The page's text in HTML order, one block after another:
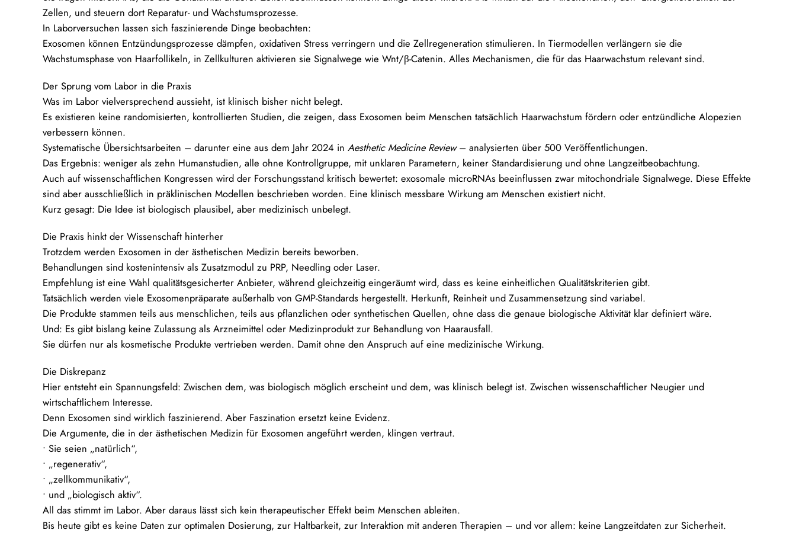
Zellen, und steuern dort Reparatur- und Wachstumsprozesse.
In Laborversuchen lassen sich faszinierende Dinge beobachten:
Exosomen können Entzündungsprozesse dämpfen, oxidativen Stress verringern und die Zellregeneration stimulieren. In Tiermodellen verlängern sie die
Wachstumsphase von Haarfollikeln, in Zellkulturen aktivieren sie Signalwege wie Wnt/β-Catenin. Alles Mechanismen, die für das Haarwachstum relevant sind.
Der Sprung vom Labor in die Praxis
Was im Labor vielversprechend aussieht, ist klinisch bisher nicht belegt.
Es existieren keine randomisierten, kontrollierten Studien, die zeigen, dass Exosomen beim Menschen tatsächlich Haarwachstum fördern oder entzündliche Alopezien
verbessern können.
Systematische Übersichtsarbeiten – darunter eine aus dem Jahr 2024 in Aesthetic Medicine Review– analysierten über 500 Veröffentlichungen.
Das Ergebnis: weniger als zehn Humanstudien, alle ohne Kontrollgruppe, mit unklaren Parametern, keiner Standardisierung und ohne Langzeitbeobachtung.
Auch auf wissenschaftlichen Kongressen wird der Forschungsstand kritisch bewertet: exosomale microRNAs beeinflussen zwar mitochondriale Signalwege. Diese Effekte
sind aber ausschließlich in präklinischen Modellen beschrieben worden. Eine klinisch messbare Wirkung am Menschen existiert nicht.
Kurz gesagt: Die Idee ist biologisch plausibel, aber medizinisch unbelegt.
Die Praxis hinkt der Wissenschaft hinterher
Trotzdem werden Exosomen in der ästhetischen Medizin bereits beworben.
Behandlungen sind kostenintensiv als Zusatzmodul zu PRP, Needling oder Laser.
Empfehlung ist eine Wahl qualitätsgesicherter Anbieter, während gleichzeitig eingeräumt wird, dass es keine einheitlichen Qualitätskriterien gibt.
Tatsächlich werden viele Exosomenpräparate außerhalb von GMP-Standards hergestellt. Herkunft, Reinheit und Zusammensetzung sind variabel.
Die Produkte stammen teils aus menschlichen, teils aus pflanzlichen oder synthetischen Quellen, ohne dass die genaue biologische Aktivität klar definiert wäre.
Und: Es gibt bislang keine Zulassung als Arzneimittel oder Medizinprodukt zur Behandlung von Haarausfall.
Sie dürfen nur als kosmetische Produkte vertrieben werden. Damit ohne den Anspruch auf eine medizinische Wirkung.
Die Diskrepanz
Hier entsteht ein Spannungsfeld: Zwischen dem, was biologisch möglich erscheint und dem, was klinisch belegt ist. Zwischen wissenschaftlicher Neugier und
wirtschaftlichem Interesse.
Denn Exosomen sind wirklich faszinierend. Aber Faszination ersetzt keine Evidenz.
Die Argumente, die in der ästhetischen Medizin für Exosomen angeführt werden, klingen vertraut.
• Sie seien „natürlich“,
• „regenerativ“,
• „zellkommunikativ“,
• und „biologisch aktiv“.
All das stimmt im Labor. Aber daraus lässt sich kein therapeutischer Effekt beim Menschen ableiten.
Bis heute gibt es keine Daten zur optimalen Dosierung, zur Haltbarkeit, zur Interaktion mit anderen Therapien – und vor allem: keine Langzeitdaten zur Sicherheit.